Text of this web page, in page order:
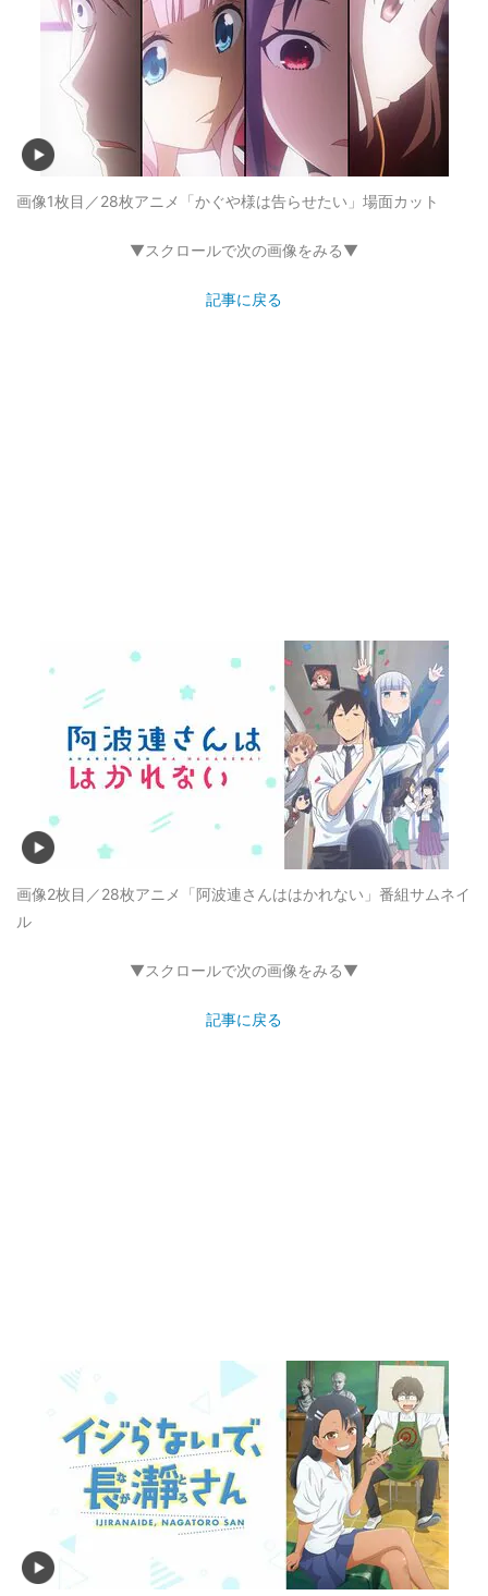
画像1枚目／28枚アニメ「かぐや様は告らせたい」場面カット
▼スクロールで次の画像をみる▼
記事に戻る
画像2枚目／28枚アニメ「阿波連さんははかれない」番組サムネイ
ル
▼スクロールで次の画像をみる▼
記事に戻る